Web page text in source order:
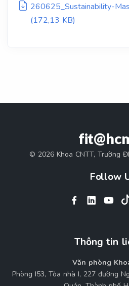
260625_Sustainability-
(172,13 KB)
© 2026 Khoa CNTT, Trường
Follow
Thông tin
Văn phòng
Phòng I53, Tòa nhà I, 227 đường